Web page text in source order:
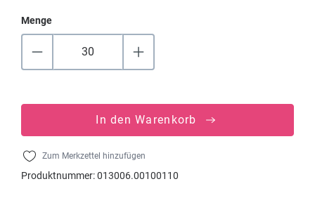
Menge
In den Warenkorb
Zum Merkzettel hinzufügen
Produktnummer:013006.00100110